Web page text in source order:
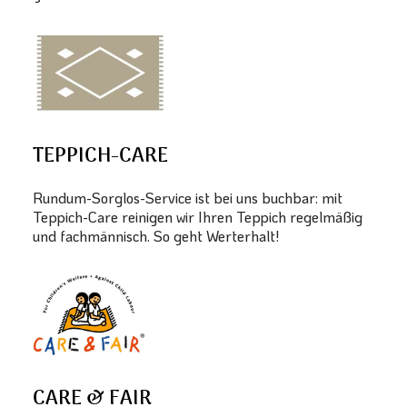
TEPPICH-CARE
Rundum-Sorglos-Service ist bei uns buchbar: mit
Teppich-Care reinigen wir Ihren Teppich regelmäßig
und fachmännisch. So geht Werterhalt!
CARE & FAIR